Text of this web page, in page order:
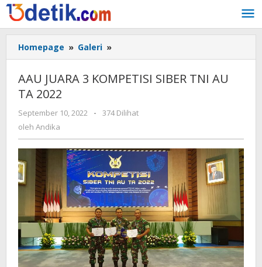
Lewati
ke
konten
Homepage » Galeri »
JUARA
KOMPETISI
TNI
AAU JUARA 3 KOMPETISI SIBER TNI AU
TA 2022
September 10, 2022
oleh
-
374 Dilihat
oleh Andika